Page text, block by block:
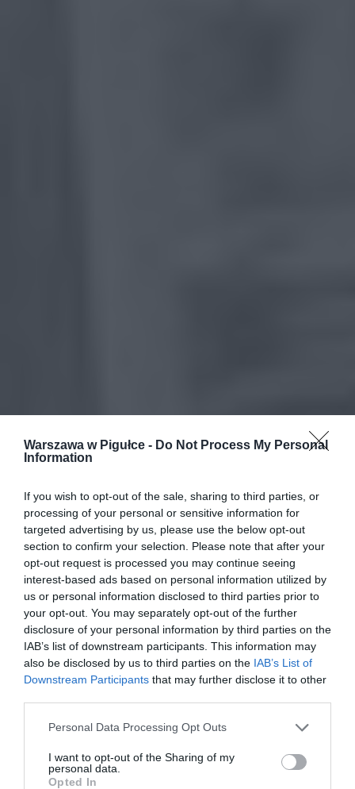
Warszawa w Pigułce - Do Not Process My Personal
Information
If you wish to opt-out of the sale, sharing to third parties, or
processing of your personal or sensitive information for
targeted advertising by us, please use the below opt-out
section to confirm your selection. Please note that after your
opt-out request is processed you may continue seeing
interest-based ads based on personal information utilized by
us or personal information disclosed to third parties prior to
your opt-out. You may separately opt-out of the further
disclosure of your personal information by third parties on the
IAB’s list of downstream participants. This information may
also be disclosed by us to third parties on the IAB’s List of
Downstream Participants that may further disclose it to other
Personal Data Processing Opt Outs
I want to opt-out of the Sharing of my
personal data.
Opted In